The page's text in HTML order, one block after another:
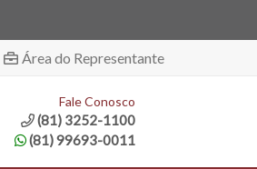
Área do Representante
Fale Conosco
(81) 3252-1100
(81) 99693-0011